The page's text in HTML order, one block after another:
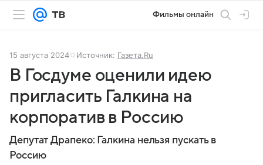
Фильмы онлайн
15 августа 2024 Источник: Газета.Ru
В Госдуме оценили идею
пригласить Галкина на
корпоратив в Россию
Депутат Драпеко: Галкина нельзя пускать в
Россию